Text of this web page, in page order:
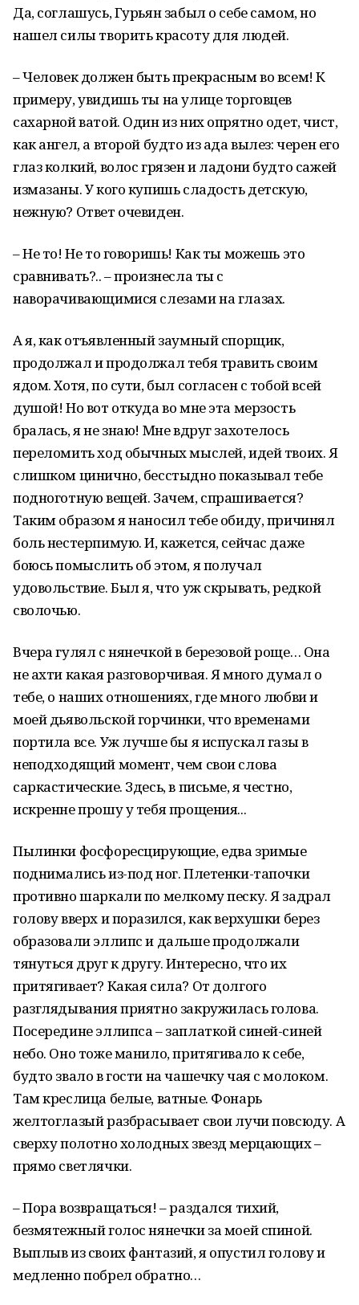
Да, соглашусь, Гурьян забыл о себе самом, но
нашел силы творить красоту для людей.
– Человек должен быть прекрасным во всем! К
примеру, увидишь ты на улице торговцев
сахарной ватой. Один из них опрятно одет, чист,
как ангел, а второй будто из ада вылез: черен его
глаз колкий, волос грязен и ладони будто сажей
измазаны. У кого купишь сладость детскую,
нежную? Ответ очевиден.
– Не то! Не то говоришь! Как ты можешь это
сравнивать?.. – произнесла ты с
наворачивающимися слезами на глазах.
А я, как отъявленный заумный спорщик,
продолжал и продолжал тебя травить своим
ядом. Хотя, по сути, был согласен с тобой всей
душой! Но вот откуда во мне эта мерзость
бралась, я не знаю! Мне вдруг захотелось
переломить ход обычных мыслей, идей твоих. Я
слишком цинично, бесстыдно показывал тебе
подноготную вещей. Зачем, спрашивается?
Таким образом я наносил тебе обиду, причинял
боль нестерпимую. И, кажется, сейчас даже
боюсь помыслить об этом, я получал
удовольствие. Был я, что уж скрывать, редкой
сволочью.
Вчера гулял с нянечкой в березовой роще… Она
не ахти какая разговорчивая. Я много думал о
тебе, о наших отношениях, где много любви и
моей дьявольской горчинки, что временами
портила все. Уж лучше бы я испускал газы в
неподходящий момент, чем свои слова
саркастические. Здесь, в письме, я честно,
искренне прошу у тебя прощения...
Пылинки фосфоресцирующие, едва зримые
поднимались из-под ног. Плетенки-тапочки
противно шаркали по мелкому песку. Я задрал
голову вверх и поразился, как верхушки берез
образовали эллипс и дальше продолжали
тянуться друг к другу. Интересно, что их
притягивает? Какая сила? От долгого
разглядывания приятно закружилась голова.
Посередине эллипса – заплаткой синей-синей
небо. Оно тоже манило, притягивало к себе,
будто звало в гости на чашечку чая с молоком.
Там креслица белые, ватные. Фонарь
желтоглазый разбрасывает свои лучи повсюду. А
сверху полотно холодных звезд мерцающих –
прямо светлячки.
– Пора возвращаться! – раздался тихий,
безмятежный голос нянечки за моей спиной.
Выплыв из своих фантазий, я опустил голову и
медленно побрел обратно…